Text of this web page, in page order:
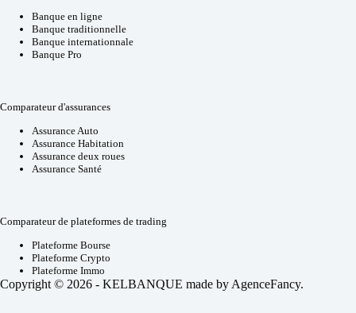
Banque en ligne
Banque traditionnelle
Banque internationnale
Banque Pro
Comparateur d'assurances
Assurance Auto
Assurance Habitation
Assurance deux roues
Assurance Santé
Comparateur de plateformes de trading
Plateforme Bourse
Plateforme Crypto
Plateforme Immo
Copyright © 2026 - KELBANQUE made by AgenceFancy.